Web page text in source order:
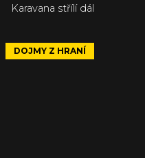
Karavana střílí dál
DOJMY Z HRANÍ